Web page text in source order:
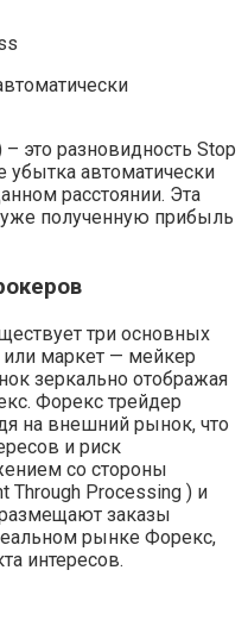
это разновидность Stop
убытка автоматически
расстоянии. Эта
полученную прибыль
три основных
маркет — мейкер
зеркально отображая
Форекс трейдер
на внешний рынок, что
и риск
со стороны
Through Processing ) и
размещают заказы
рынке Форекс,
интересов.